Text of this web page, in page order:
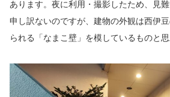
あります。夜に利用・撮影したため、見
申し訳ないのですが、建物の外観は西伊
られる「なまこ壁」を模しているものと思